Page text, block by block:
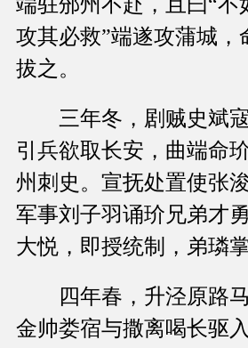
攻其必救”端遂攻蒲城，
拔之。
三年冬，剧贼史斌寇
引兵欲取长安，曲端命
州刺史。宣抚处置使张
军事刘子羽诵玠兄弟才
大悦，即授统制，弟璘
四年春，升泾原路马
金帅娄宿与撒离喝长驱